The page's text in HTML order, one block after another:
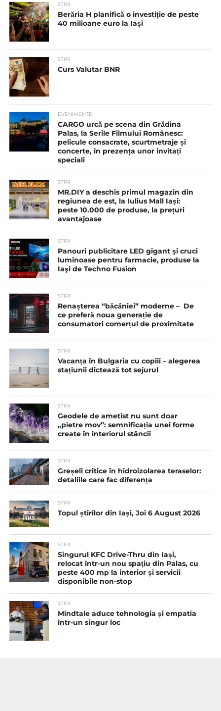
STIRI
Berăria H planifică o investiție de peste
40 milioane euro la Iași
STIRI
Curs Valutar BNR
EVENIMENTE
CARGO urcă pe scena din Grădina
Palas, la Serile Filmului Românesc:
pelicule consacrate, scurtmetraje și
concerte, în prezența unor invitați
speciali
STIRI
MR.DIY a deschis primul magazin din
regiunea de est, la Iulius Mall Iași:
peste 10.000 de produse, la prețuri
avantajoase
STIRI
Panouri publicitare LED gigant şi cruci
luminoase pentru farmacie, produse la
Iaşi de Techno Fusion
STIRI
Renașterea “băcăniei” moderne – De
ce preferă noua generație de
consumatori comerțul de proximitate
STIRI
Vacanța în Bulgaria cu copiii – alegerea
stațiunii dictează tot sejurul
STIRI
Geodele de ametist nu sunt doar
„pietre mov”: semnificația unei forme
create în interiorul stâncii
STIRI
Greșeli critice în hidroizolarea teraselor:
detaliile care fac diferența
STIRI
Topul știrilor din Iași, Joi 6 August 2026
STIRI
Singurul KFC Drive-Thru din Iași,
relocat într-un nou spaţiu din Palas, cu
peste 400 mp la interior și servicii
disponibile non-stop
STIRI
Mindtale aduce tehnologia și empatia
într-un singur loc